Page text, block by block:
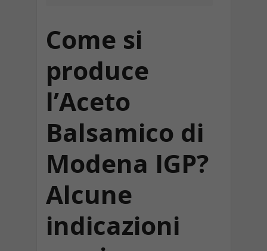
Come si
produce
l’Aceto
Balsamico di
Modena IGP?
Alcune
indicazioni